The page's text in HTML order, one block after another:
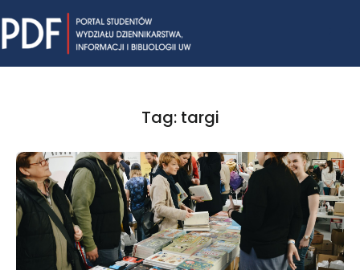
to
content
Tag: targi